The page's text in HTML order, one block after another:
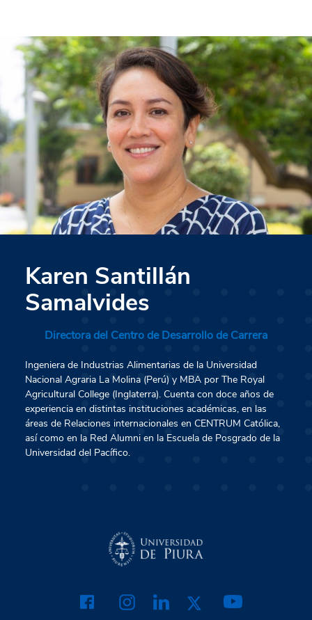
Karen Santillán
Samalvides
Directora del Centro de Desarrollo de Carrera
Ingeniera de Industrias Alimentarias de la Universidad
Nacional Agraria La Molina (Perú) y MBA por The Royal
Agricultural College (Inglaterra). Cuenta con doce años de
experiencia en distintas instituciones académicas, en las
áreas de Relaciones internacionales en CENTRUM Católica,
así como en la Red Alumni en la Escuela de Posgrado de la
Universidad del Pacífico.